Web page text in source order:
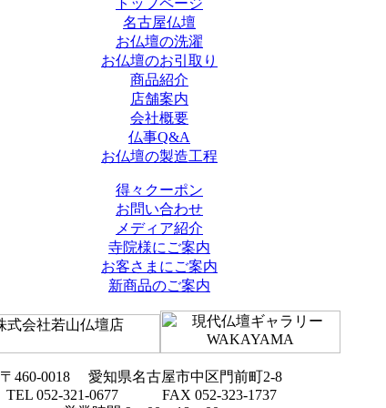
トップページ
名古屋仏壇
お仏壇の洗濯
お仏壇のお引取り
商品紹介
店舗案内
会社概要
仏事Q&A
お仏壇の製造工程
得々クーポン
お問い合わせ
メディア紹介
寺院様にご案内
お客さまにご案内
新商品のご案内
〒460-0018 愛知県名古屋市中区門前町2-8
TEL 052-321-0677 FAX 052-323-1737